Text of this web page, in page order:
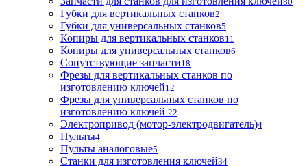
Губки для вертикальных станков2
Губки для универсальных станков5
Копиры для вертикальных станков11
Копиры для универсальных станков6
Сопутствующие запчасти18
Фрезы для вертикальных станков по
изготовлению ключей12
Фрезы для универсальных станков по
изготовлению ключей 22
Электропривод (мотор-электродвигатель)4
Пульты4
Пульты аналоговые5
Станки для изготовления ключей34